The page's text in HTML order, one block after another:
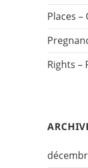
Places –
Rights –